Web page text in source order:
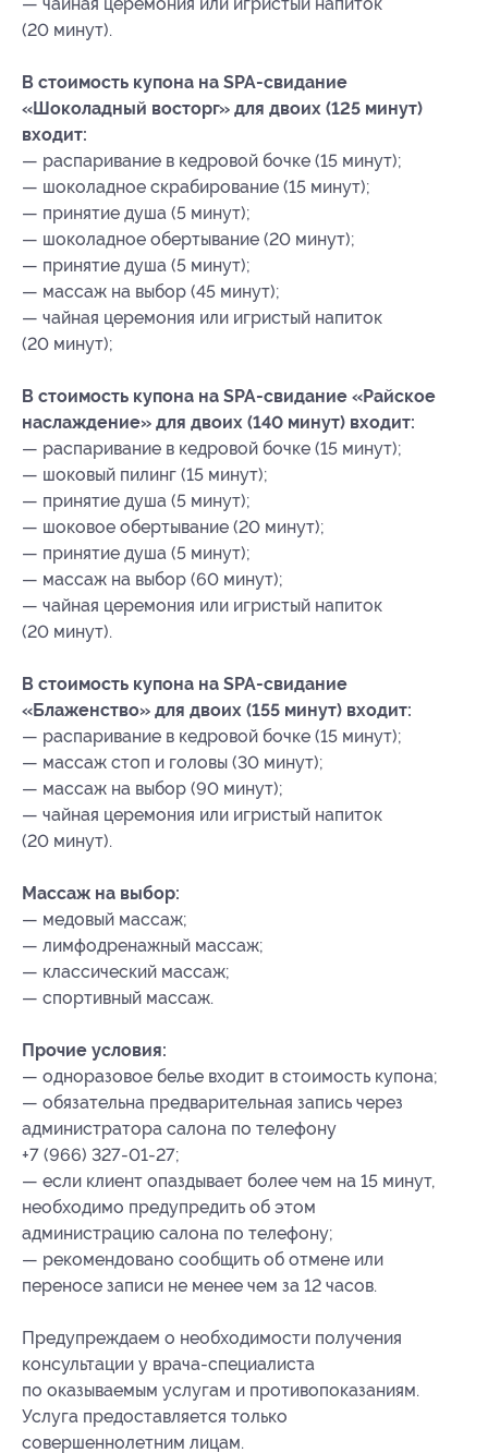
(20 минут).
В стоимость купона на SPA-свидание
«Шоколадный восторг» для двоих (125 минут)
входит:
— распаривание в кедровой бочке (15 минут);
— шоколадное скрабирование (15 минут);
— принятие душа (5 минут);
— шоколадное обертывание (20 минут);
— принятие душа (5 минут);
— массаж на выбор (45 минут);
— чайная церемония или игристый напиток
(20 минут);
В стоимость купона на SPA-свидание «Райское
наслаждение» для двоих (140 минут) входит:
— распаривание в кедровой бочке (15 минут);
— шоковый пилинг (15 минут);
— принятие душа (5 минут);
— шоковое обертывание (20 минут);
— принятие душа (5 минут);
— массаж на выбор (60 минут);
— чайная церемония или игристый напиток
(20 минут).
В стоимость купона на SPA-свидание
«Блаженство» для двоих (155 минут) входит:
— распаривание в кедровой бочке (15 минут);
— массаж стоп и головы (30 минут);
— массаж на выбор (90 минут);
— чайная церемония или игристый напиток
(20 минут).
Массаж на выбор:
— медовый массаж;
— лимфодренажный массаж;
— классический массаж;
— спортивный массаж.
Прочие условия:
— одноразовое белье входит в стоимость купона;
— обязательна предварительная запись через
администратора салона по телефону
+7 (966) 327-01-27;
— если клиент опаздывает более чем на 15 минут,
необходимо предупредить об этом
администрацию салона по телефону;
— рекомендовано сообщить об отмене или
переносе записи не менее чем за 12 часов.
Предупреждаем о необходимости получения
консультации у врача-специалиста
по оказываемым услугам и противопоказаниям.
Услуга предоставляется только
совершеннолетним лицам.